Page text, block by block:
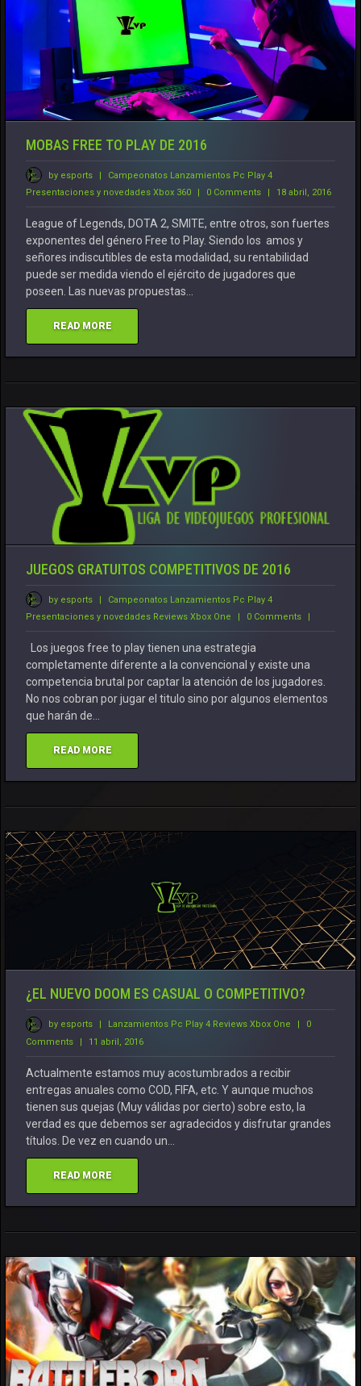
MOBAS FREE TO PLAY DE 2016
by esports Campeonatos Lanzamientos Pc Play 4
Presentaciones y novedades Xbox 360 0 Comments 18 abril, 2016
League of Legends, DOTA 2, SMITE, entre otros, son fuertes
exponentes del género Free to Play. Siendo los amos y
señores indiscutibles de esta modalidad, su rentabilidad
puede ser medida viendo el ejército de jugadores que
poseen. Las nuevas propuestas…
READ MORE
JUEGOS GRATUITOS COMPETITIVOS DE 2016
by esports Campeonatos Lanzamientos Pc Play 4
Presentaciones y novedades Reviews Xbox One 0 Comments
Los juegos free to play tienen una estrategia
completamente diferente a la convencional y existe una
competencia brutal por captar la atención de los jugadores.
No nos cobran por jugar el titulo sino por algunos elementos
que harán de…
READ MORE
¿EL NUEVO DOOM ES CASUAL O COMPETITIVO?
by esports Lanzamientos Pc Play 4 Reviews Xbox One
0
Comments
| 11 abril, 2016
Actualmente estamos muy acostumbrados a recibir
entregas anuales como COD, FIFA, etc. Y aunque muchos
tienen sus quejas (Muy válidas por cierto) sobre esto, la
verdad es que debemos ser agradecidos y disfrutar grandes
títulos. De vez en cuando un…
READ MORE